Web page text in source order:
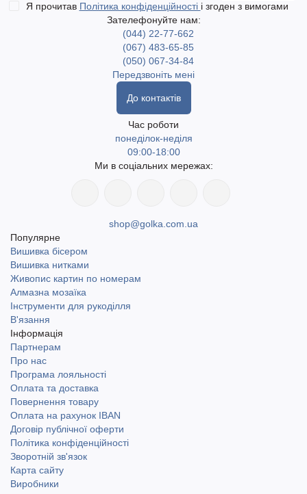
Я прочитав Політика конфіденційності і згоден з вимогами
Зателефонуйте нам:
(044) 22-77-662
(067) 483-65-85
(050) 067-34-84
Передзвоніть мені
До контактів
Час роботи
понеділок-неділя
09:00-18:00
Ми в соціальних мережах:
shop@golka.com.ua
Популярне
Вишивка бісером
Вишивка нитками
Живопис картин по номерам
Алмазна мозаїка
Інструменти для рукоділля
В'язання
Інформація
Партнерам
Про нас
Програма лояльності
Оплата та доставка
Повернення товару
Оплата на рахунок IBAN
Договір публічної оферти
Політика конфіденційності
Зворотній зв'язок
Карта сайту
Виробники